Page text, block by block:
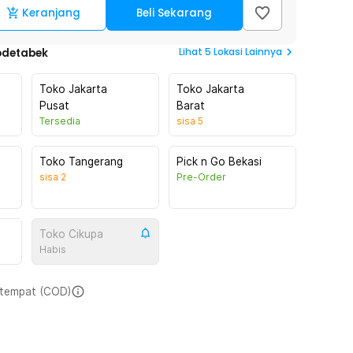
Keranjang Beli Sekarang
Lihat 5 Lokasi Lainnya
Toko Jakarta
Pusat
Tersedia
Toko Jakarta
Barat
sisa 5
Toko Tangerang
sisa 2
Pick n Go Bekasi
Pre-Order
Toko Cikupa
Habis
(COD)